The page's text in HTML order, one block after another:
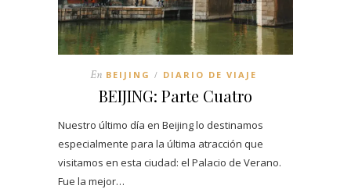
En BEIJING / DIARIO DE VIAJE
BEIJING: Parte Cuatro
Nuestro último día en Beijing lo destinamos
especialmente para la última atracción que
visitamos en esta ciudad: el Palacio de Verano.
Fue la mejor…